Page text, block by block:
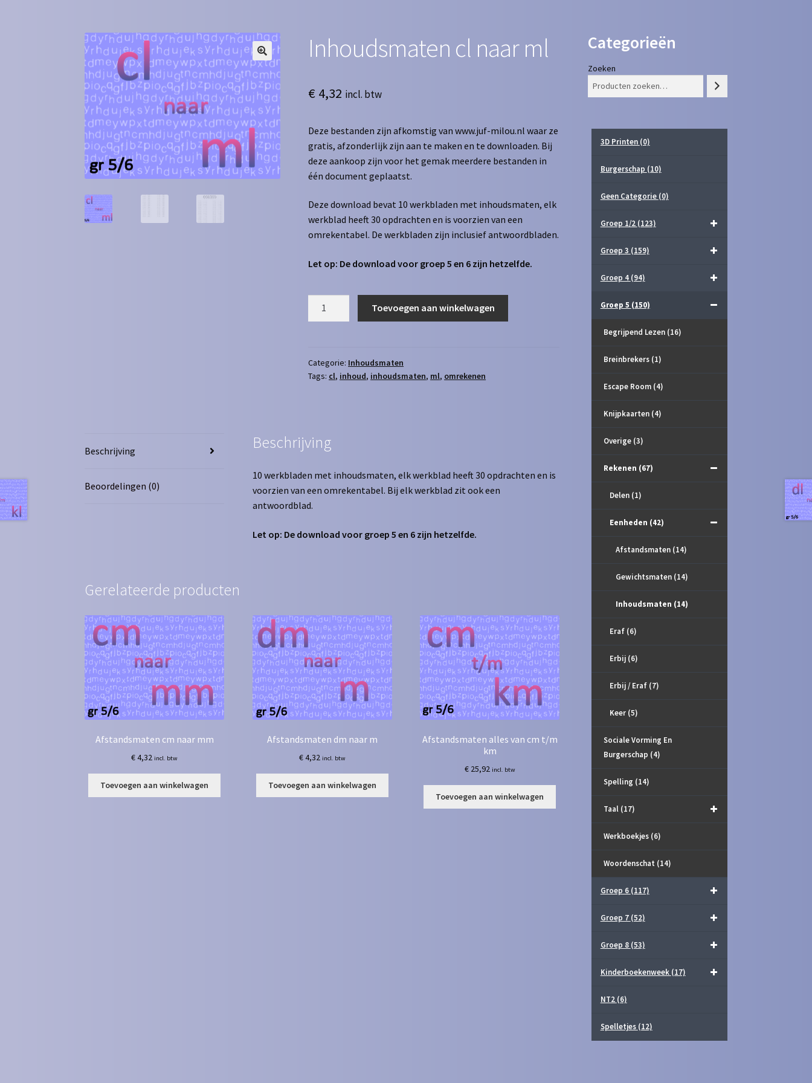
Inhoudsmaten cl naar ml
€ 4,32 incl. btw
Deze bestanden zijn afkomstig van www.juf-milou.nl waar ze
gratis, afzonderlijk zijn aan te maken en te downloaden. Bij
deze aankoop zijn voor het gemak meerdere bestanden in
één document geplaatst.
Deze download bevat 10 werkbladen met inhoudsmaten, elk
werkblad heeft 30 opdrachten en is voorzien van een
omrekentabel. De werkbladen zijn inclusief antwoordbladen.
Let op: De download voor groep 5 en 6 zijn hetzelfde.
aantal
Toevoegen aan winkelwagen
Categorie: Inhoudsmaten
Tags: cl, inhoud, inhoudsmaten, ml, omrekenen
Beschrijving
Beoordelingen (0)
Beschrijving
10 werkbladen met inhoudsmaten, elk werkblad heeft 30 opdrachten en is
voorzien van een omrekentabel. Bij elk werkblad zit ook een
antwoordblad.
Let op: De download voor groep 5 en 6 zijn hetzelfde.
Gerelateerde producten
Afstandsmaten cm naar mm
€4,32 incl. btw
Toevoegen aan winkelwagen
Afstandsmaten dm naar m
€4,32 incl. btw
Toevoegen aan winkelwagen
Afstandsmaten alles van cm t/m
km
€25,92 incl. btw
Toevoegen aan winkelwagen
Categorieën
Zoeken
3D Printen (0)
Burgerschap (10)
Geen Categorie (0)
Groep 1/2 (123)
Groep 3 (159)
Groep 4 (94)
Groep 5 (150)
Begrijpend Lezen (16)
Breinbrekers (1)
Escape Room (4)
Knijpkaarten (4)
Overige (3)
Rekenen (67)
Delen (1)
Eenheden (42)
Afstandsmaten (14)
Gewichtsmaten (14)
Inhoudsmaten (14)
Eraf (6)
Erbij (6)
Erbij / Eraf (7)
Keer (5)
Sociale Vorming En
Burgerschap (4)
Spelling (14)
Taal (17)
Werkboekjes (6)
Woordenschat (14)
Groep 6 (117)
Groep 7 (52)
Groep 8 (53)
Kinderboekenweek (17)
NT2 (6)
Spelletjes (12)